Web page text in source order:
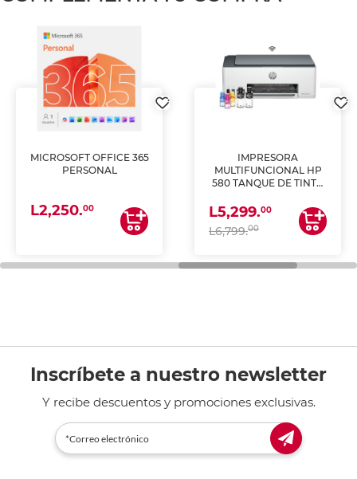
MICROSOFT OFFICE 365
PERSONAL
L2,250.00
IMPRESORA
MULTIFUNCIONAL HP
580 TANQUE DE TINTA
ESCANEA)
L5,299.00
L6,799.00
Inscríbete a nuestro newsletter
Y recibe descuentos y promociones exclusivas.